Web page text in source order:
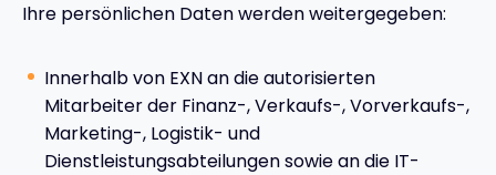
Ihre persönlichen Daten werden weitergegeben:
Innerhalb von EXN an die autorisierten
Mitarbeiter der Finanz-, Verkaufs-, Vorverkaufs-,
Marketing-, Logistik- und
Dienstleistungsabteilungen sowie an die IT-